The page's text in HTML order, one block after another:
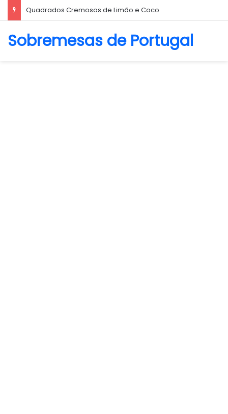
Quadrados Cremosos de Limão e Coco
Sobremesas de Portugal